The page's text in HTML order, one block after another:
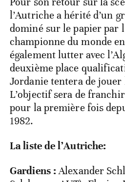
l’Autriche a hérité d’un
dominé sur le papier par
championne du monde
également lutter avec
deuxième place
Jordanie tentera de
L’objectif sera de
pour la première fois
1982.
La liste de l’Autriche:
Gardiens :Alexander